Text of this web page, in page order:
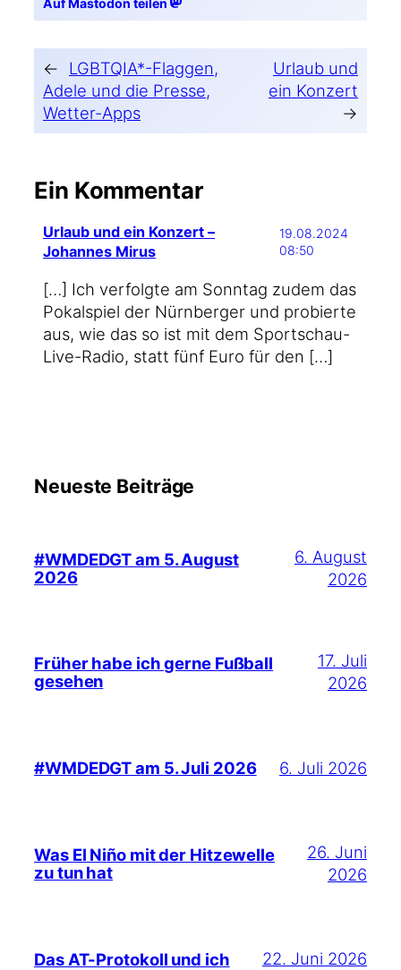
←
LGBTQIA*-Flaggen,
Adele und die Presse,
Wetter-Apps
Urlaub und
ein Konzert
→
Ein Kommentar
Urlaub und ein Konzert –
Johannes Mirus
19.08.2024
08:50
[…] Ich ver­folg­te am Sonn­tag zudem das
Pokal­spiel der Nürn­ber­ger und pro­bier­te
aus, wie das so ist mit dem Sportschau-
Live-Radio, statt fünf Euro für den […]
Neueste Beiträge
#WMDEDGT am 5. August
2026
6. August
2026
Früher habe ich gerne Fußball
gesehen
17. Juli
2026
#WMDEDGT am 5. Juli 2026 6. Juli 2026
Was El Niño mit der Hitzewelle
zu tun hat
26. Juni
2026
Das AT-Protokoll und ich 22. Juni 2026